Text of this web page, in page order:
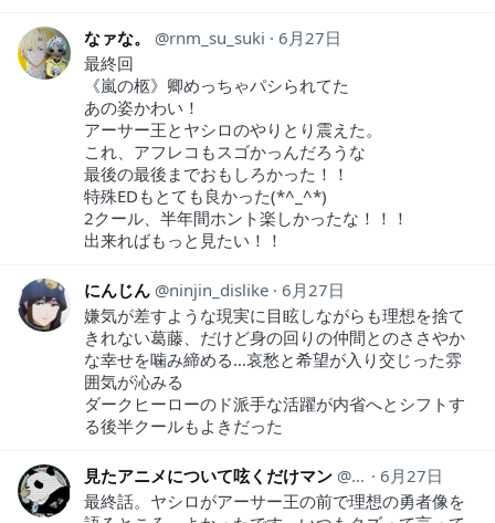
なァな。 rnm_su_suki
6月27日
最終回
《嵐の柩》卿めっちゃパシられてた
あの姿かわい！
アーサー王とヤシロのやりとり震えた。
これ、アフレコもスゴかっんだろうな
最後の最後までおもしろかった！！
特殊EDもとても良かった(*^_^*)
2クール、半年間ホント楽しかったな！！！
出来ればもっと見たい！！
にんじん ninjin_dislike 6月27日
嫌気が差すような現実に目眩しながらも理想を捨て
きれない葛藤、だけど身の回りの仲間とのささやか
な幸せを噛み締める…哀愁と希望が入り交じった雰
囲気が沁みる
ダークヒーローのド派手な活躍が内省へとシフトす
る後半クールもよきだった
見たアニメについて呟くだけマン animeozy
6月27日
最終話。ヤシロがアーサー王の前で理想の勇者像を